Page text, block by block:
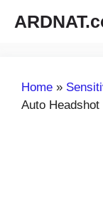
Home »
Auto Headshot